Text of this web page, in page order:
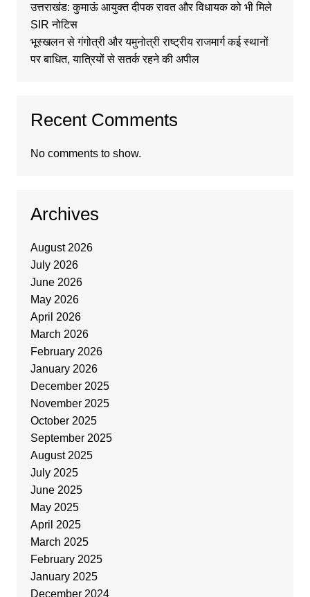
उत्तराखंड: कुमाऊं आयुक्त दीपक रावत और विधायक को भी मिले
SIR नोटिस
भूस्खलन से गंगोत्री और यमुनोत्री राष्ट्रीय राजमार्ग कई स्थानों
पर बाधित, यात्रियों से सतर्क रहने की अपील
Recent Comments
No comments to show.
Archives
August 2026
July 2026
June 2026
May 2026
April 2026
March 2026
February 2026
January 2026
December 2025
November 2025
October 2025
September 2025
August 2025
July 2025
June 2025
May 2025
April 2025
March 2025
February 2025
January 2025
December 2024